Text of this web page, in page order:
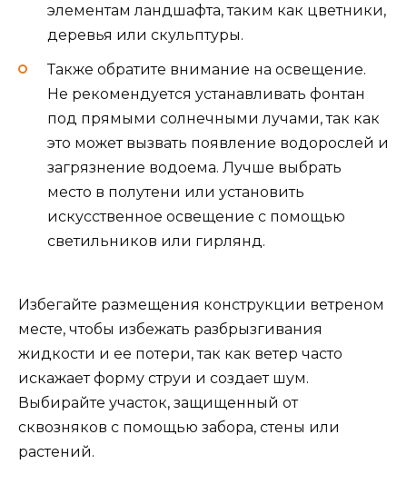
элементам ландшафта, таким как цветники,
деревья или скульптуры.
Также обратите внимание на освещение.
Не рекомендуется устанавливать фонтан
под прямыми солнечными лучами, так как
это может вызвать появление водорослей и
загрязнение водоема. Лучше выбрать
место в полутени или установить
искусственное освещение с помощью
светильников или гирлянд.
Избегайте размещения конструкции ветреном
месте, чтобы избежать разбрызгивания
жидкости и ее потери, так как ветер часто
искажает форму струи и создает шум.
Выбирайте участок, защищенный от
сквозняков с помощью забора, стены или
растений.